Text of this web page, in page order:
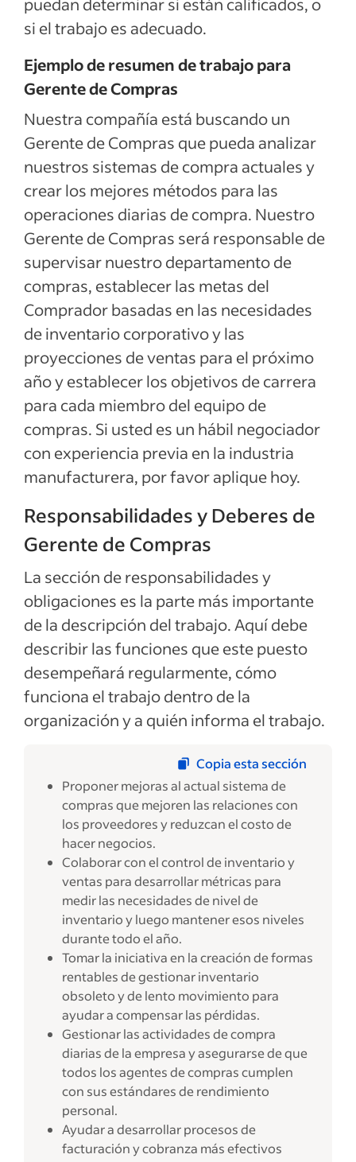
si el trabajo es adecuado.
Ejemplo de resumen de trabajo para
Gerente de Compras
Nuestra compañía está buscando un
Gerente de Compras que pueda analizar
nuestros sistemas de compra actuales y
crear los mejores métodos para las
operaciones diarias de compra. Nuestro
Gerente de Compras será responsable de
supervisar nuestro departamento de
compras, establecer las metas del
Comprador basadas en las necesidades
de inventario corporativo y las
proyecciones de ventas para el próximo
año y establecer los objetivos de carrera
para cada miembro del equipo de
compras. Si usted es un hábil negociador
con experiencia previa en la industria
manufacturera, por favor aplique hoy.
Responsabilidades y Deberes de
Gerente de Compras
La sección de responsabilidades y
obligaciones es la parte más importante
de la descripción del trabajo. Aquí debe
describir las funciones que este puesto
desempeñará regularmente, cómo
funciona el trabajo dentro de la
organización y a quién informa el trabajo.
Copia esta sección
Proponer mejoras al actual sistema de
compras que mejoren las relaciones con
los proveedores y reduzcan el costo de
hacer negocios.
Colaborar con el control de inventario y
ventas para desarrollar métricas para
medir las necesidades de nivel de
inventario y luego mantener esos niveles
durante todo el año.
Tomar la iniciativa en la creación de formas
rentables de gestionar inventario
obsoleto y de lento movimiento para
ayudar a compensar las pérdidas.
Gestionar las actividades de compra
diarias de la empresa y asegurarse de que
todos los agentes de compras cumplen
con sus estándares de rendimiento
personal.
Ayudar a desarrollar procesos de
facturación y cobranza más efectivos